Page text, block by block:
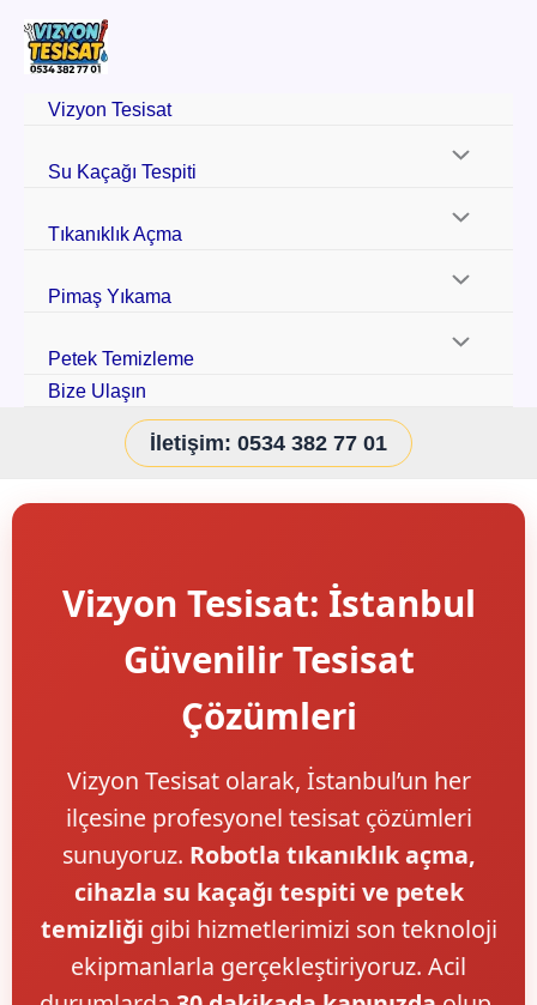
Vizyon Tesisat
Su Kaçağı Tespiti
Tıkanıklık Açma
Pimaş Yıkama
Petek Temizleme
Bize Ulaşın
İletişim: 0534 382 77 01
Vizyon Tesisat: İstanbul
Güvenilir Tesisat
Çözümleri
Vizyon Tesisat olarak, İstanbul’un her
ilçesine profesyonel tesisat çözümleri
sunuyoruz. Robotla tıkanıklık açma,
cihazla su kaçağı tespiti ve petek
temizliği gibi hizmetlerimizi son teknoloji
ekipmanlarla gerçekleştiriyoruz. Acil